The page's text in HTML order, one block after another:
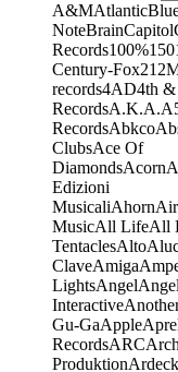
A&MAtlantic
NoteBrainCapitol
Records100%
Century-Fox21
records4AD4th
RecordsA.K.A.
RecordsAbkco
ClubsAce Of
DiamondsAcorn
Edizioni
MusicaliAhorn
MusicAll LifeAll
TentaclesAlto
ClaveAmiga
LightsAngel
Interactive
Gu-GaApple
RecordsARC
ProduktionArdeck